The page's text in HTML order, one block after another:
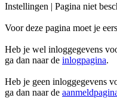
Instellingen | Pagina niet
Voor deze pagina moet je
Heb je wel inloggegevens
ga dan naar de inlogpagina.
Heb je geen inloggegevens
ga dan naar de